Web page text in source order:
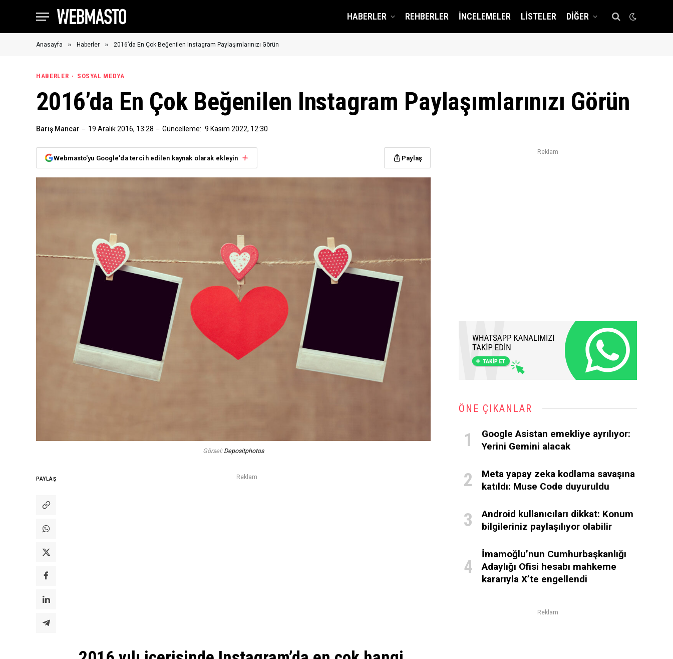
HABERLER REHBERLER İNCELEMELER LISTELER DIĞER
Anasayfa » Haberler » 2016’da En Çok Beğenilen Instagram Paylaşımlarınızı Görün
HABERLER SOSYAL MEDYA
2016’da En Çok Beğenilen Instagram Paylaşımlarınızı Görün
Barış Mancar 19 Aralık 2016, 13:28 Güncelleme: 9 Kasım 2022, 12:30
Webmasto'yu Google'da tercih edilen kaynak olarak ekleyin Paylaş
Görsel: Depositphotos
PAYLAŞ Reklam
Reklam
ÖNE ÇIKANLAR
Google Asistan emekliye ayrılıyor:
Yerini Gemini alacak
Meta yapay zeka kodlama savaşına
katıldı: Muse Code duyuruldu
Android kullanıcıları dikkat: Konum
bilgileriniz paylaşılıyor olabilir
İmamoğlu’nun Cumhurbaşkanlığı
Adaylığı Ofisi hesabı mahkeme
kararıyla X’te engellendi
Reklam